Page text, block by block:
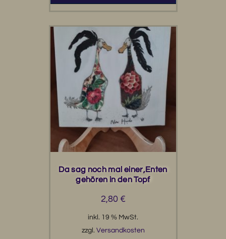
Da sag noch mal einer,Enten
gehören in den Topf
2,80 €
inkl. 19 % MwSt.
zzgl. Versandkosten